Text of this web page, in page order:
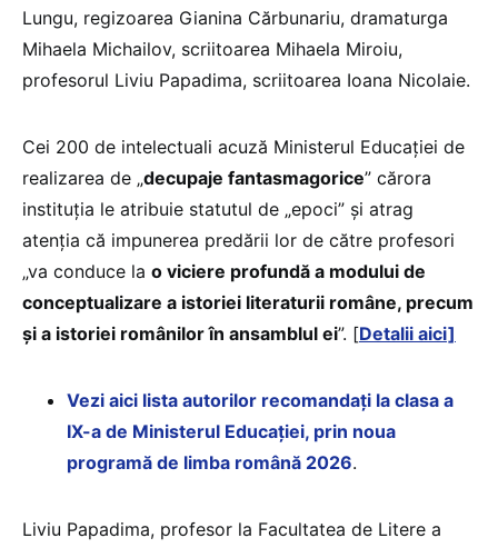
Lungu, regizoarea Gianina Cărbunariu, dramaturga
Mihaela Michailov, scriitoarea Mihaela Miroiu,
profesorul Liviu Papadima, scriitoarea Ioana Nicolaie.
Cei 200 de intelectuali acuză Ministerul Educației de
realizarea de „decupaje fantasmagorice” cărora
instituția le atribuie statutul de „epoci” și atrag
atenția că impunerea predării lor de către profesori
„va conduce la o viciere profundă a modului de
conceptualizare a istoriei literaturii române, precum
și a istoriei românilor în ansamblul ei”. [Detalii aici]
Vezi aici lista autorilor recomandați la clasa a
IX-a de Ministerul Educației, prin noua
programă de limba română 2026.
Liviu Papadima, profesor la Facultatea de Litere a